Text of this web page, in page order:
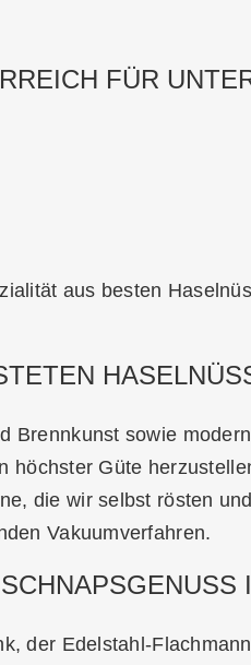
FÜR
aus besten
Brennkunst sowie
höchster Güte
die wir selbst rösten
Vakuumverfahren.
der Edelstahl-